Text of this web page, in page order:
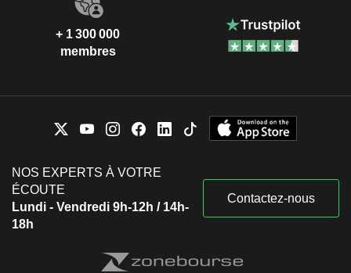
+ 1 300 000
membres
NOS EXPERTS À VOTRE
ÉCOUTE
Lundi - Vendredi 9h-12h / 14h-
18h
Contactez-nous